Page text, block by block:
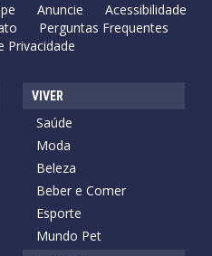
Anuncie
Acessibilidade
Perguntas Frequentes
Privacidade
VIVER
Saúde
Moda
Beleza
Beber e Comer
Esporte
Mundo Pet